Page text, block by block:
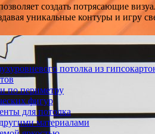
создать потрясающие
уникальные контуры и игру
потолка из
по периметру
фигур
для потолка
материалами